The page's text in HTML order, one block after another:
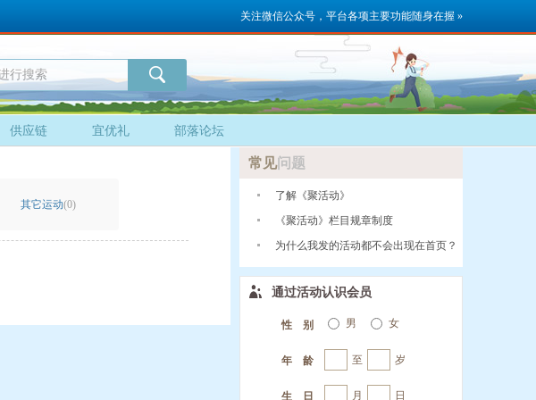
关注微信公众号，平台各项主要功能随身在握 »
供应链 宜优礼 部落论坛
其它运动(0)
常见问题
了解《聚活动》
《聚活动》栏目规章制度
为什么我发的活动都不会出现在首页？
通过活动认识会员
性 别 男 女
年 龄 至 岁
生 日 月 日